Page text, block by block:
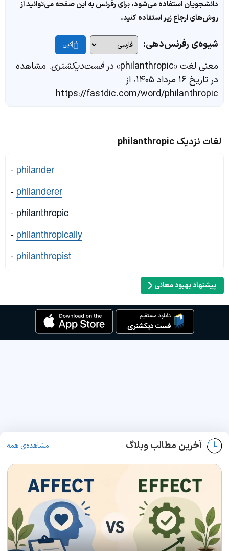
دانشجویان استفاده می‌شود، برای رفرنس به این صفحه می‌توانید از
روش‌های ارجاع زیر استفاده کنید.
شیوه‌ی رفرنس‌دهی: کپی
معنی لغت «philanthropic» در فست‌دیکشنری. مشاهده
در تاریخ ۱۶ مرداد ۱۴۰۵، از
https://fastdic.com/word/philanthropic
لغات نزدیک philanthropic
- philander
- philanderer
- philanthropic
- philanthropically
- philanthropist
پیشنهاد بهبود معانی
آخرین مطالب وبلاگ مشاهده‌ی همه